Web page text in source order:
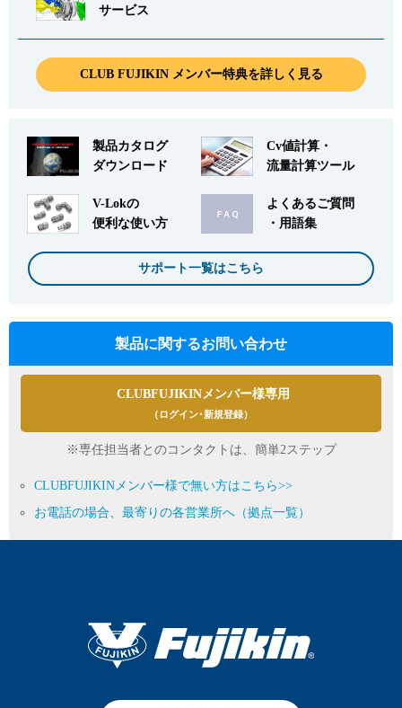
サービス
CLUB FUJIKIN メンバー特典を詳しく見る
製品カタログ
ダウンロード
Cv値計算・
流量計算ツール
V-Lokの
便利な使い方
よくあるご質問
・用語集
サポート一覧はこちら
製品に関するお問い合わせ
CLUBFUJIKINメンバー様専用
（ログイン･新規登録）
※専任担当者とのコンタクトは、簡単2ステップ
CLUBFUJIKINメンバー様で無い方はこちら>>
お電話の場合、最寄りの各営業所へ（拠点一覧）